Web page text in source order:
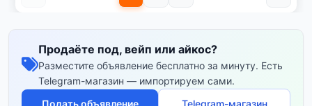
Продаёте под, вейп или айкос?
Разместите объявление бесплатно за минуту. Есть
Telegram-магазин — импортируем сами.
Подать объявление
Telegram-магазин